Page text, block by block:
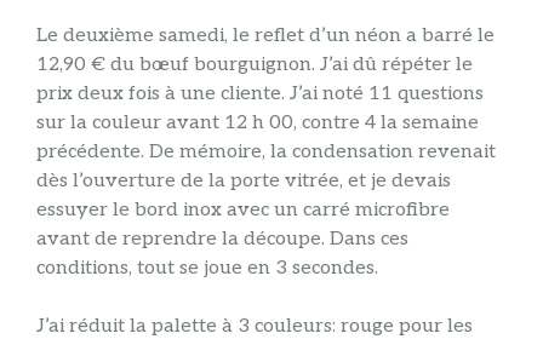
Le deuxième samedi, le reflet d’un néon a barré le
12,90 € du bœuf bourguignon. J’ai dû répéter le
prix deux fois à une cliente. J’ai noté 11 questions
sur la couleur avant 12 h 00, contre 4 la semaine
précédente. De mémoire, la condensation revenait
dès l’ouverture de la porte vitrée, et je devais
essuyer le bord inox avec un carré microfibre
avant de reprendre la découpe. Dans ces
conditions, tout se joue en 3 secondes.
J’ai réduit la palette à 3 couleurs: rouge pour les